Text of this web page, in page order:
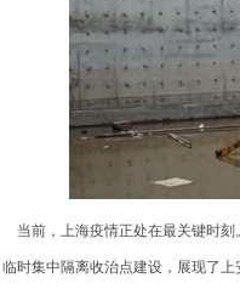
当前，上海疫情正处在最关键时刻
临时集中隔离收治点建设，展现了